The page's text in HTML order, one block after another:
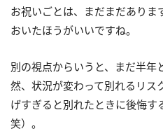
お祝いごとは、まだまだありま
おいたほうがいいですね。
別の視点からいうと、まだ半年
然、状況が変わって別れるリス
げすぎると別れたときに後悔す
笑）。